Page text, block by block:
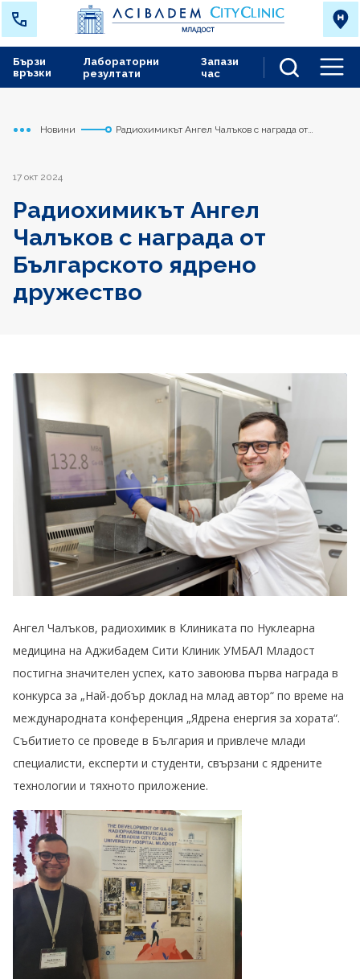
Лабораторни
резултати
Запази
час
Бързи
връзки
Начало
Младост
Новини
Радиохимикът Ангел Чалъков с награда от
17 окт 2024
Радиохимикът Ангел
Чалъков с награда от
Българското ядрено
дружество
Ангел Чалъков, радиохимик в Клиниката по Нуклеарна
медицина на Аджибадем Сити Клиник УМБАЛ Младост
постигна значителен успех, като завоюва първа награда в
конкурса за „Най-добър доклад на млад автор“ по време на
международната конференция „Ядрена енергия за хората“.
Събитието се проведе в България и привлече млади
специалисти, експерти и студенти, свързани с ядрените
технологии и тяхното приложение.